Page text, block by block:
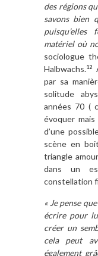
des régions
savons bien
matériel où
sociologue
Halbwachs.12
par sa
solitude
années 70 (
évoquer
d’une
scène en
triangle
dans un
constellation
« Je pense
écrire pour
créer un
cela peut
également